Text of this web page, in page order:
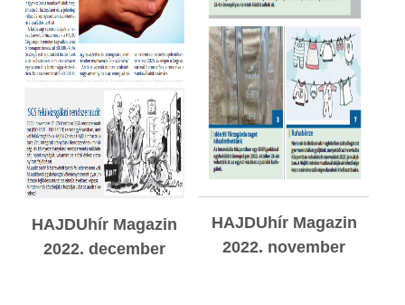
HAJDUhír Magazin
2022. december
HAJDUhír Magazin
2022. november